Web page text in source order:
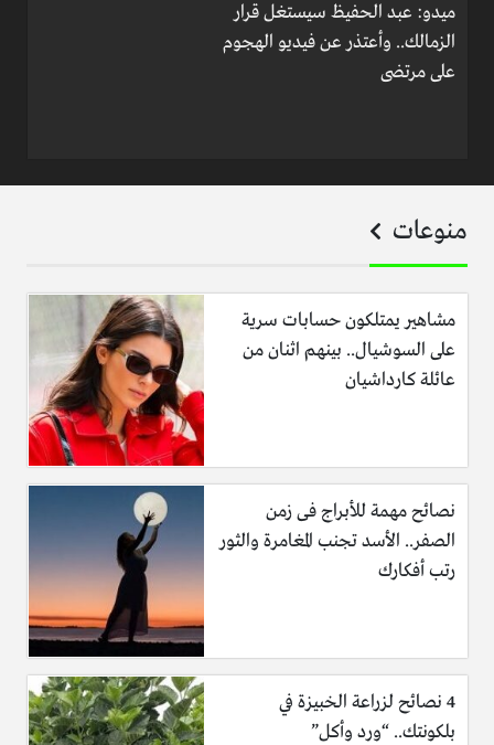
ميدو: عبد الحفيظ سيستغل قرار
الزمالك.. وأعتذر عن فيديو الهجوم
على مرتضى
منوعات
مشاهير يمتلكون حسابات سرية
على السوشيال.. بينهم اثنان من
عائلة كارداشيان
نصائح مهمة للأبراج فى زمن
الصفر.. الأسد تجنب المغامرة والثور
رتب أفكارك
4 نصائح لزراعة الخبيزة في
بلكونتك.. “ورد وأكل”